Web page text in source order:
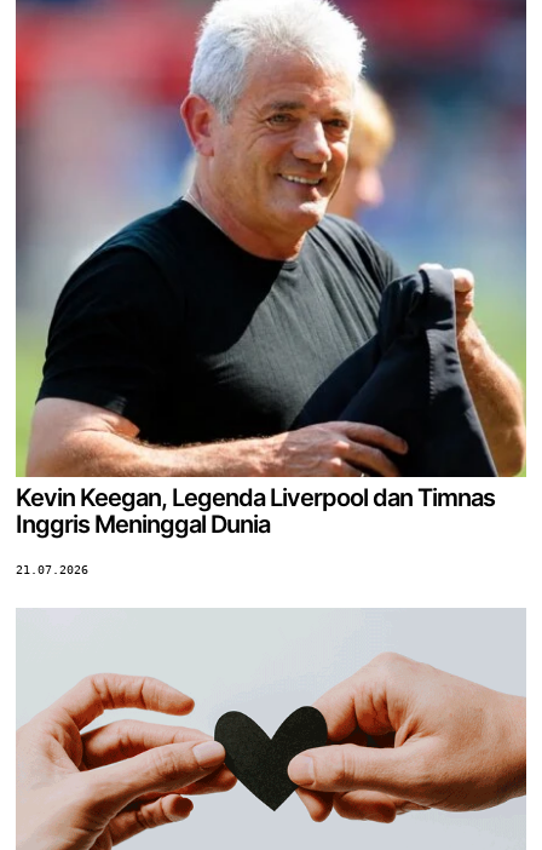
Kevin Keegan, Legenda Liverpool dan Timnas
Inggris Meninggal Dunia
21.07.2026